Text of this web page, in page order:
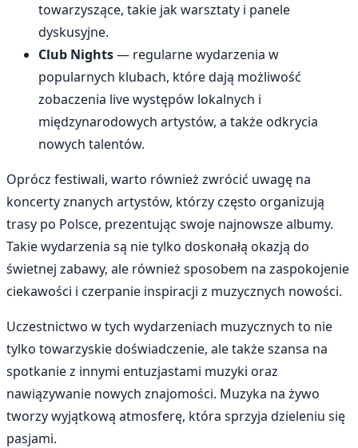
towarzyszące, takie jak warsztaty i panele
dyskusyjne.
Club Nights— regularne wydarzenia w
popularnych klubach, które dają możliwość
zobaczenia live występów lokalnych i
międzynarodowych artystów, a także odkrycia
nowych talentów.
Oprócz festiwali, warto również zwrócić uwagę na
koncerty znanych artystów, którzy często organizują
trasy po Polsce, prezentując swoje najnowsze albumy.
Takie wydarzenia są nie tylko doskonałą okazją do
świetnej zabawy, ale również sposobem na zaspokojenie
ciekawości i czerpanie inspiracji z muzycznych nowości.
Uczestnictwo w tych wydarzeniach muzycznych to nie
tylko towarzyskie doświadczenie, ale także szansa na
spotkanie z innymi entuzjastami muzyki oraz
nawiązywanie nowych znajomości. Muzyka na żywo
tworzy wyjątkową atmosferę, która sprzyja dzieleniu się
pasjami.